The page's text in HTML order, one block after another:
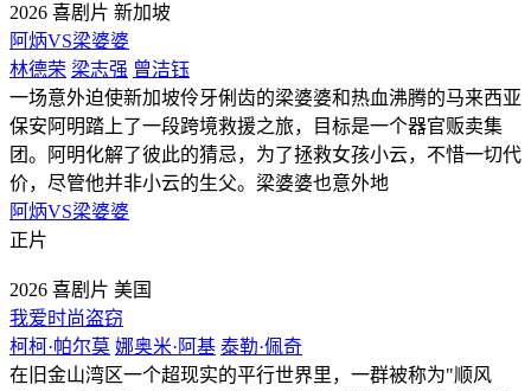
2026 喜剧片 新加坡
阿炳VS梁婆婆
林德荣 梁志强 曾洁钰
一场意外迫使新加坡伶牙俐齿的梁婆婆和热血沸腾的马来西亚
保安阿明踏上了一段跨境救援之旅，目标是一个器官贩卖集
团。阿明化解了彼此的猜忌，为了拯救女孩小云，不惜一切代
价，尽管他并非小云的生父。梁婆婆也意外地
阿炳VS梁婆婆
正片
2026 喜剧片 美国
我爱时尚盗窃
柯柯·帕尔莫 娜奥米·阿基 泰勒·佩奇
在旧金山湾区一个超现实的平行世界里，一群被称为"顺风